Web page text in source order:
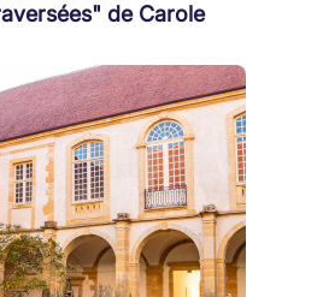
de Carole